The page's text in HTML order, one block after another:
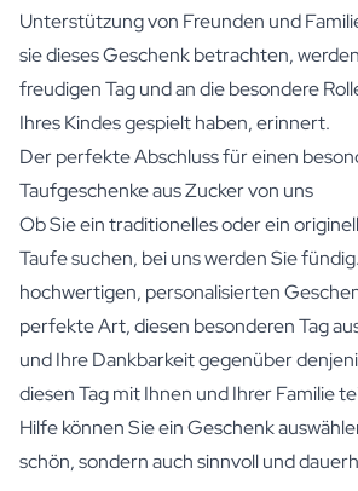
Unterstützung von Freunden und
sie dieses Geschenk betrachten,
freudigen Tag und an die besondere
Ihres Kindes gespielt haben, erinnert.
Der perfekte Abschluss für einen
Taufgeschenke aus Zucker von uns
Ob Sie ein traditionelles oder ein
Taufe suchen, bei uns werden Sie
hochwertigen, personalisierten
perfekte Art, diesen besonderen Tag
und Ihre Dankbarkeit gegenüber
diesen Tag mit Ihnen und Ihrer Familie
Hilfe können Sie ein Geschenk
schön, sondern auch sinnvoll und